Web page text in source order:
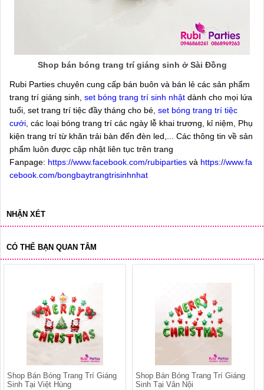
Shop bán bóng trang trí giáng sinh ở Sài Đồng
Rubi Parties chuyên cung cấp bán buôn và bán lẻ các sản phẩm
trang trí giáng sinh, set bóng trang trí sinh nhật dành cho mọi lứa
tuổi, set trang trí tiệc đầy tháng cho bé, set bóng trang trí tiệc
cưới , các loại bóng trang trí các ngày lễ khai trương, kỉ niệm, Phụ
kiện trang trí từ khăn trải bàn đến đèn led,... Các thông tin về sản
phẩm luôn được cập nhật liên tục trên trang
Fanpage: https://www.facebook.com/rubiparties và https://www.fa
cebook.com/bongbaytrangtrisinhnhat
NHẬN XÉT
CÓ THỂ BẠN QUAN TÂM
Shop Bán Bóng Trang Trí Giáng
Sinh Tại Việt Hùng
Shop Bán Bóng Trang Trí Giáng
Sinh Tại Vân Nội